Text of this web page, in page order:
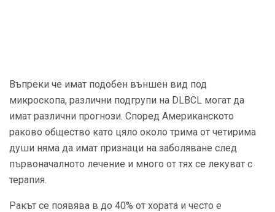
Въпреки че имат подобен външен вид под
микроскопа, различни подгрупи на DLBCL могат да
имат различни прогнози. Според Американското
раково общество като цяло около трима от четирима
души няма да имат признаци на заболяване след
първоначалното лечение и много от тях се лекуват с
терапия.
Ракът се появява в до 40% от хората и често е